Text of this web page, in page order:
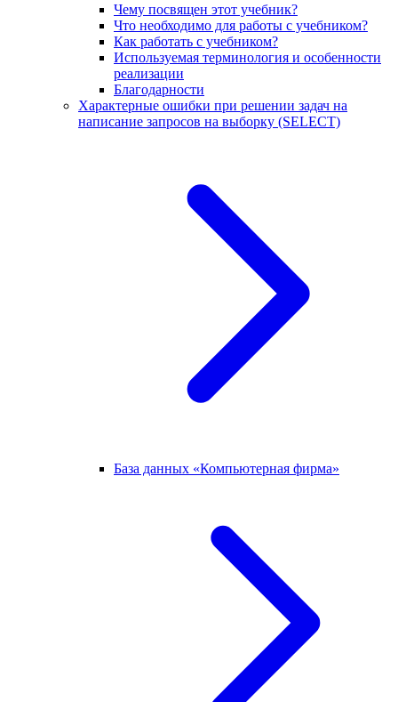
Чему посвящен этот учебник?
Что необходимо для работы с учебником?
Как работать с учебником?
Используемая терминология и особенности
реализации
Благодарности
Характерные ошибки при решении задач на
написание запросов на выборку (SELECT)
База данных «Компьютерная фирма»